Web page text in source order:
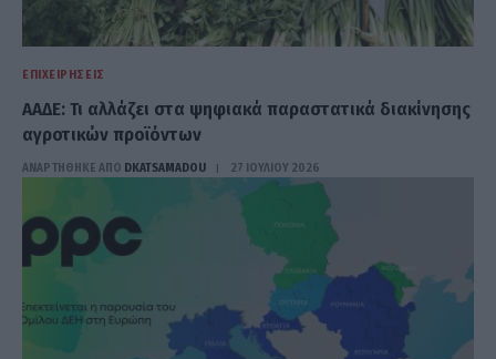
ΕΠΙΧΕΙΡΉΣΕΙΣ
ΑΑΔΕ: Τι αλλάζει στα ψηφιακά παραστατικά διακίνησης
αγροτικών προϊόντων
ΑΝΑΡΤΗΘΗΚΕ ΑΠΟ DKATSAMADOU 27 ΙΟΥΛΊΟΥ 2026